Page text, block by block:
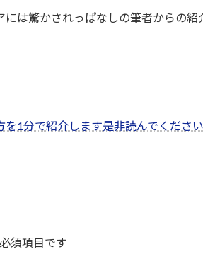
は驚かされっぱなしの筆者からの紹
1分で紹介します是非読んでください
須項目です